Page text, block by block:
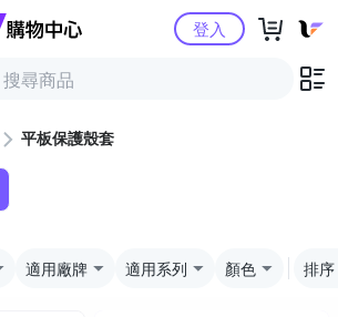
Yahoo購物中心登入
平板保護殼套
適用廠牌 適用系列 顏色 排序